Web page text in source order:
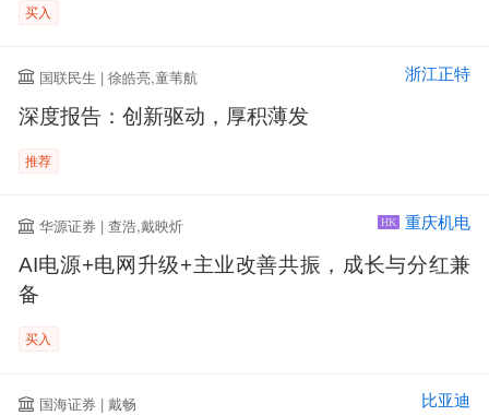
买入
国联民生 | 徐皓亮,童苇航 浙江正特
深度报告：创新驱动，厚积薄发
推荐
华源证券 | 查浩,戴映炘 HK 重庆机电
AI电源+电网升级+主业改善共振，成长与分红兼
备
买入
国海证券 | 戴畅 比亚迪